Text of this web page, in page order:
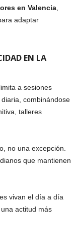
en Valencia
adaptar
EN LA
a sesiones
combinándose
talleres
no una excepción.
que mantienen
vivan el día a día
actitud más